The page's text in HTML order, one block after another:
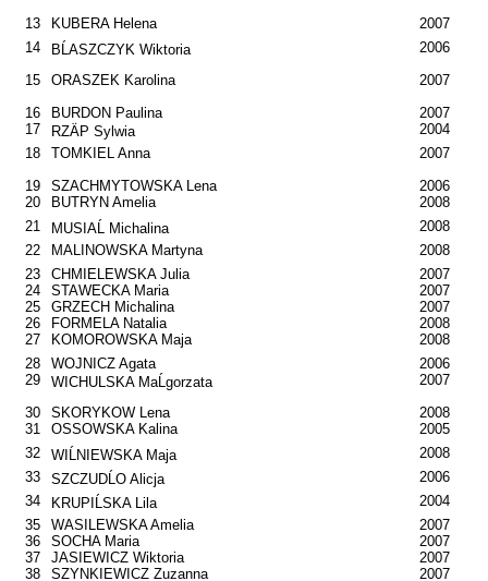
13
KUBERA Helena
2007
14
BĹASZCZYK Wiktoria
2006
15
ORASZEK Karolina
2007
16
BURDON Paulina
2007
17
RZÄP Sylwia
2004
18
TOMKIEL Anna
2007
19
SZACHMYTOWSKA Lena
2006
20
BUTRYN Amelia
2008
21
MUSIAĹ Michalina
2008
22
MALINOWSKA Martyna
2008
23
CHMIELEWSKA Julia
2007
24
STAWECKA Maria
2007
25
GRZECH Michalina
2007
26
FORMELA Natalia
2008
27
KOMOROWSKA Maja
2008
28
WOJNICZ Agata
2006
29
WICHULSKA MaĹgorzata
2007
30
SKORYKOW Lena
2008
31
OSSOWSKA Kalina
2005
32
WIĹNIEWSKA Maja
2008
33
SZCZUDĹO Alicja
2006
34
KRUPIĹSKA Lila
2004
35
WASILEWSKA Amelia
2007
36
SOCHA Maria
2007
37
JASIEWICZ Wiktoria
2007
38
SZYNKIEWICZ Zuzanna
2007